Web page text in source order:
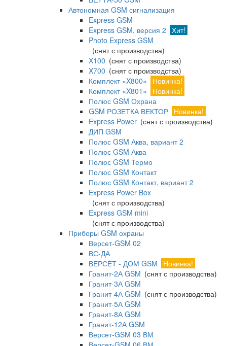
Автономная GSM сигнализация
Express GSM
Express GSM, версия 2 Хит!
Photo Express GSM
(снят с производства)
X100 (снят с производства)
X700 (снят с производства)
Комплект «X800»
Новинка!
Комплект «X801»
Новинка!
Полюс GSM Охрана
GSM РОЗЕТКА ВЕКТОР Новинка!
Express Power (снят с производства)
ДИП GSM
Полюс GSM Аква, вариант 2
Полюс GSM Аква
Полюс GSM Термо
Полюс GSM Контакт
Полюс GSM Контакт, вариант 2
Express Power Box
(снят с производства)
Express GSM mini
(снят с производства)
Приборы GSM охраны
Версет-GSM 02
ВС-ДА
ВЕРСЕТ - ДОМ GSM
Новинка!
Гранит-2А GSM (снят с производства)
Гранит-3А GSM
Гранит-4А GSM (снят с производства)
Гранит-5А GSM
Гранит-8А GSM
Гранит-12А GSM
Версет-GSM 03 ВМ